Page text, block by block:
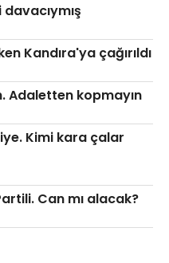
Kandıra'ya çağırıldı
Adaletten kopmayın
Kimi kara çalar
Can mı alacak?